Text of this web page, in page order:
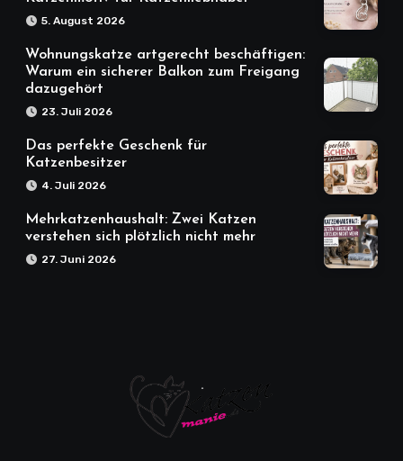
5. August 2026
Wohnungskatze artgerecht beschäftigen:
Warum ein sicherer Balkon zum Freigang
dazugehört
23. Juli 2026
Das perfekte Geschenk für
Katzenbesitzer
4. Juli 2026
Mehrkatzenhaushalt: Zwei Katzen
verstehen sich plötzlich nicht mehr
27. Juni 2026